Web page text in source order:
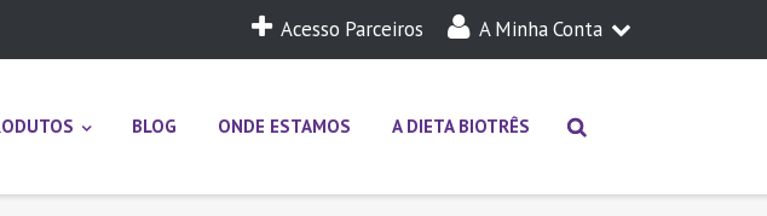
Acesso Parceiros A Minha Conta
Login
BLOG ONDE ESTAMOS A DIETA BIOTRÊS